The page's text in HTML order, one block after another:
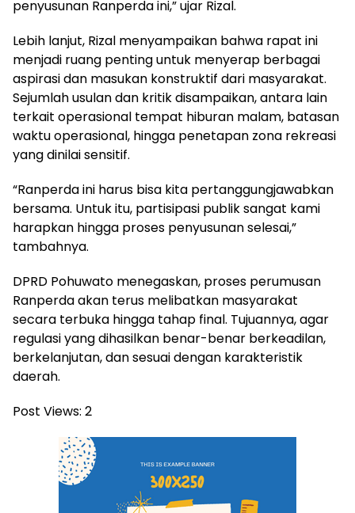
penyusunan Ranperda ini,” ujar Rizal.
Lebih lanjut, Rizal menyampaikan bahwa rapat ini
menjadi ruang penting untuk menyerap berbagai
aspirasi dan masukan konstruktif dari masyarakat.
Sejumlah usulan dan kritik disampaikan, antara lain
terkait operasional tempat hiburan malam, batasan
waktu operasional, hingga penetapan zona rekreasi
yang dinilai sensitif.
“Ranperda ini harus bisa kita pertanggungjawabkan
bersama. Untuk itu, partisipasi publik sangat kami
harapkan hingga proses penyusunan selesai,”
tambahnya.
DPRD Pohuwato menegaskan, proses perumusan
Ranperda akan terus melibatkan masyarakat
secara terbuka hingga tahap final. Tujuannya, agar
regulasi yang dihasilkan benar-benar berkeadilan,
berkelanjutan, dan sesuai dengan karakteristik
daerah.
Post Views: 2